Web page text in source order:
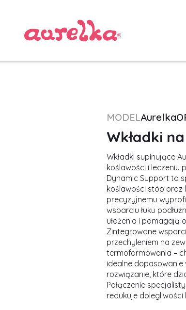
MODEL
Wkładki
Wkładki supinujące
koślawości i leczeniu
Dynamic Support to
koślawości stóp oraz
precyzyjnemu
wsparciu łuku
ułożenia i pomagają
Zintegrowane
przechyleniem na
termoformowania –
idealne dopasowanie
rozwiązanie, które
Połączenie
redukuje dolegliwości